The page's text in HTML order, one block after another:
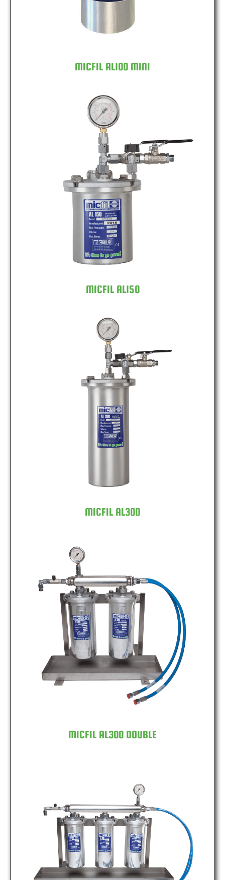
MICFIL AL100 MINI
MICFIL AL150
MICFIL AL150
MICFIL AL300
MICFIL AL300
MICFIL AL300 DOUBLE
MICFIL AL300 DOUBLE
MICFIL AL300 TRIPLE